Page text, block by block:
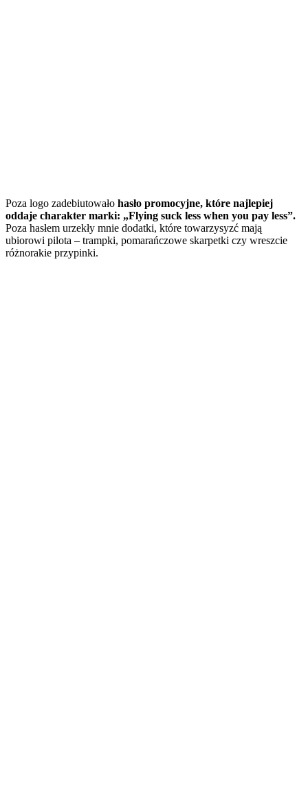
Poza logo zadebiutowało hasło promocyjne, które najlepiej
oddaje charakter marki: „Flying suck less when you pay less”.
Poza hasłem urzekły mnie dodatki, które towarzysyzć mają
ubiorowi pilota – trampki, pomarańczowe skarpetki czy wreszcie
różnorakie przypinki.